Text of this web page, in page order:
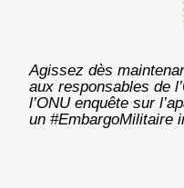
Agissez dès
aux responsables de
l’ONU enquête sur
un #EmbargoMilitaire